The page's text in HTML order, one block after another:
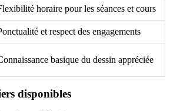
horaire pour les séances et cours
et respect des engagements
basique du dessin appréciée
disponibles